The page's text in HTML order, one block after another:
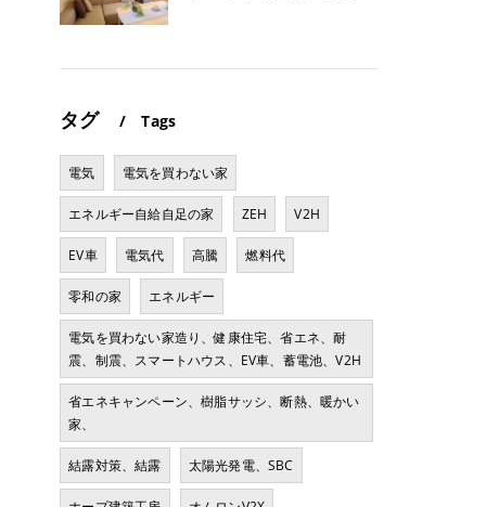
タグ Tags
電気 電気を買わない家
エネルギー自給自足の家 ZEH V2H
EV車 電気代 高騰 燃料代
零和の家 エネルギー
電気を買わない家造り、健康住宅、省エネ、耐
震、制震、スマートハウス、EV車、蓄電池、V2H
省エネキャンペーン、樹脂サッシ、断熱、暖かい
家、
結露対策、結露 太陽光発電、SBC